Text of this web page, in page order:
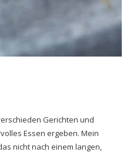
Gerichten und
Essen ergeben. Mein
nicht nach einem langen,